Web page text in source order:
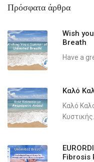
Πρόσφατα άρθρα
Wish
Breath
Have a
Καλό
Καλό
Κυστικής...
Fibrosis